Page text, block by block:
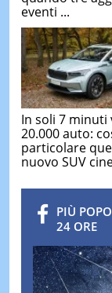
eventi ...
In soli 7 minuti
20.000 auto:
particolare
nuovo SUV
PIÙ
24 ORE